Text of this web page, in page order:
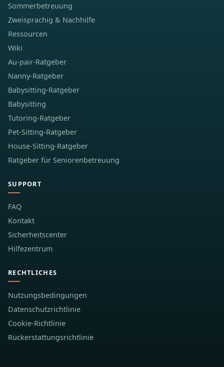
Sommerbetreuung
Zweisprachig & Nachhilfe
Ressourcen
Wiki
Au-pair-Ratgeber
Nanny-Ratgeber
Babysitting-Ratgeber
Babysitting
Tutoring-Ratgeber
Pet-Sitting-Ratgeber
House-Sitting-Ratgeber
Ratgeber für Seniorenbetreuung
SUPPORT
FAQ
Kontakt
Sicherheitscenter
Hilfezentrum
RECHTLICHES
Nutzungsbedingungen
Datenschutzrichtlinie
Cookie-Richtlinie
Rückerstattungsrichtlinie